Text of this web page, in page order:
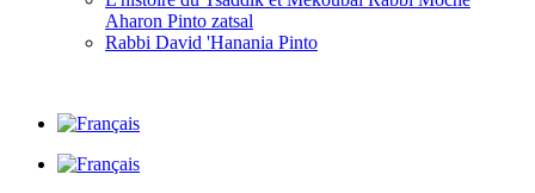
Aharon Pinto zatsal
Rabbi David 'Hanania Pinto